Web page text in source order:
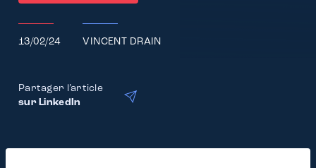
13/02/24 VINCENT DRAIN
Partager l’article
sur LinkedIn